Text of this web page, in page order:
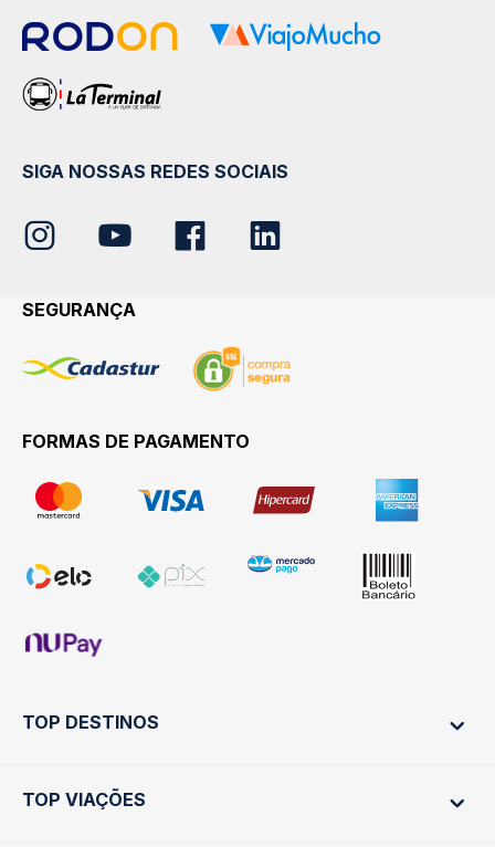
SIGA NOSSAS REDES SOCIAIS
SEGURANÇA
FORMAS DE PAGAMENTO
TOP DESTINOS
Ônibus Rio de Janeiro
TOP VIAÇÕES